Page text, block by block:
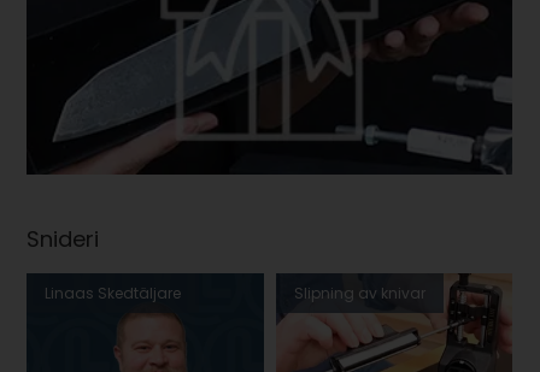
Snideri
Linaas Skedtäljare Slipning av knivar